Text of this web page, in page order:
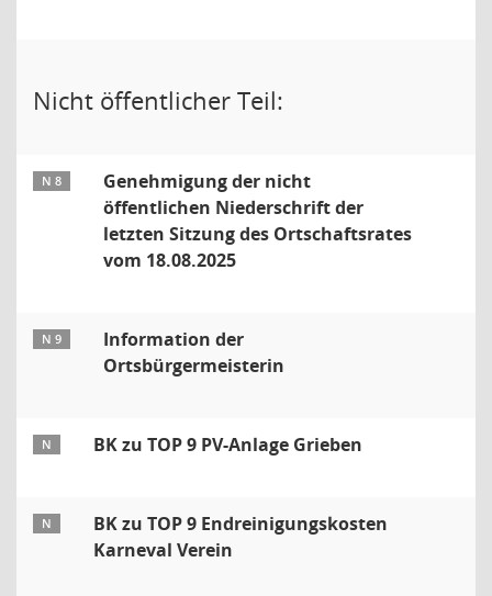
Nicht öffentlicher Teil:
N 8
Genehmigung der nicht
öffentlichen Niederschrift der
letzten Sitzung des Ortschaftsrates
vom 18.08.2025
N 9
Information der
Ortsbürgermeisterin
N BK zu TOP 9 PV-Anlage Grieben
N
BK zu TOP 9 Endreinigungskosten
Karneval Verein